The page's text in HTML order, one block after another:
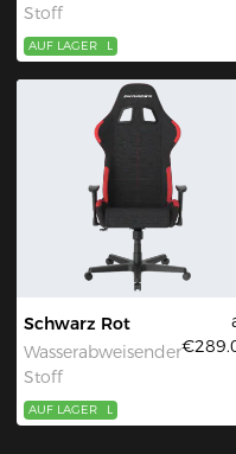
Stoff
AUF LAGER L
Schwarz Rot
Wasserabweisender
Stoff
AUF LAGER L